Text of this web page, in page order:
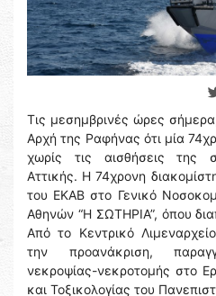
Τις μεσημβρινές ώρες
Αρχή της Ραφήνας ότι μία
χωρίς τις αισθήσεις της
Αττικής. Η 74χρονη
του ΕΚΑΒ στο Γενικό
Αθηνών “Η ΣΩΤΗΡΙΑ”, όπου
Από το Κεντρικό
την προανάκριση,
νεκροψίας-νεκροτομής στο
και Τοξικολογίας του